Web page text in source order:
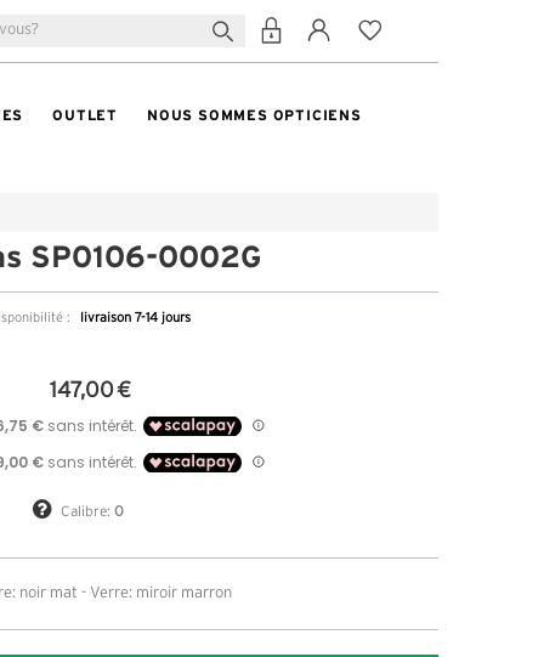
OUTLET NOUS SOMMES OPTICIENS
SP0106-0002G
: livraison 7-14 jours
147,00 €
Calibre: 0
noir mat - Verre: miroir marron